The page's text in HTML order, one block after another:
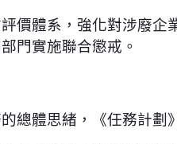
價體系，強化對涉廢企
門實施聯合懲戒。
總體思緒，《任務計劃